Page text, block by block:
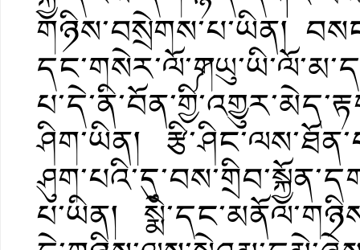
གཉིས་བསྲེགས་པ་ཡིན།
ཤིག་ཡིན།
པ་ཡིན།